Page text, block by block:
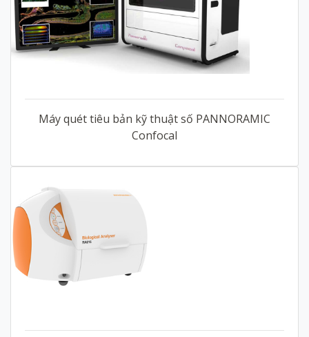
Máy quét tiêu bản kỹ thuật số PANNORAMIC
Confocal